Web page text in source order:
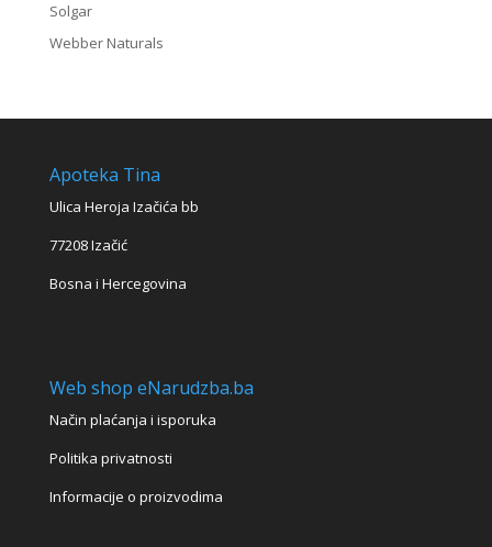
Solgar
Webber Naturals
Apoteka Tina
Ulica Heroja Izačića bb
77208 Izačić
Bosna i Hercegovina
Web shop eNarudzba.ba
Način plaćanja i isporuka
Politika privatnosti
Informacije o proizvodima